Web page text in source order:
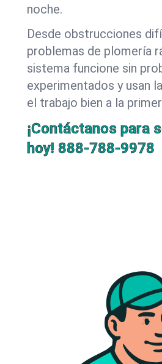
noche.
Desde obstrucciones
problemas de plomería
sistema funcione sin
experimentados y usan
el trabajo bien a la
¡Contáctanos para
hoy! 888-788-9978